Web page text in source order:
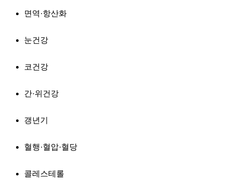
면역·항산화
눈건강
코건강
간·위건강
갱년기
혈행·혈압·혈당
콜레스테롤